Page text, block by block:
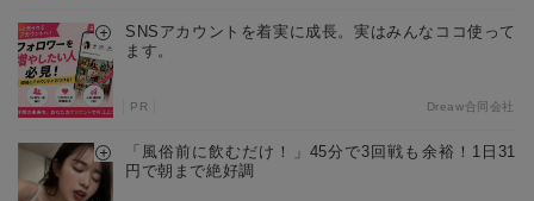
SNSアカウントを着実に成長。実はみんなココ使って
ます。
PR Dreaw合同会社
「風俗前に飲むだけ！」45分で3回戦も余裕！1日31
円で朝まで絶好調